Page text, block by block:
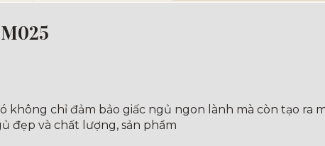
chỉ đảm bảo giấc ngủ ngon lành mà còn tạo ra
đẹp và chất lượng, sản phẩm